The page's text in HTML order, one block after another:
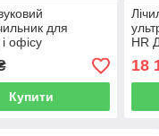
для
офісу
E3 Ду 15-
( Литва)
Купити
HR
18